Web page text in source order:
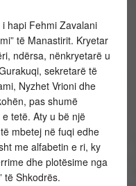
Fehmi Zavalani
të Manastirit. Kryetar
ndërsa, nënkryetarë u
sekretarë të
Nyzhet Vrioni dhe
pas shumë
tetë. Aty u bë një
mbetej në fuqi edhe
me alfabetin e ri, ky
dhe plotësime nga
të Shkodrës.